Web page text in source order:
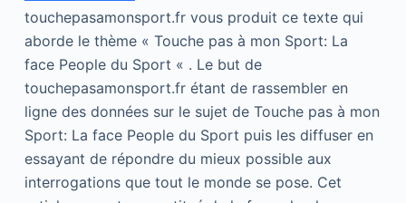
touchepasamonsport.fr vous produit ce texte qui
aborde le thème « Touche pas à mon Sport: La
face People du Sport « . Le but de
touchepasamonsport.fr étant de rassembler en
ligne des données sur le sujet de Touche pas à mon
Sport: La face People du Sport puis les diffuser en
essayant de répondre du mieux possible aux
interrogations que tout le monde se pose. Cet